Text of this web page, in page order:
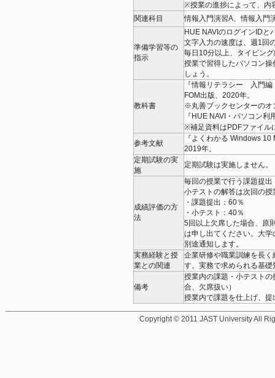
※授業の進捗によって、内
関連科目
情報入門演習A、情報入門
準備学習等の
指示
HUE NAVIのログインIDと
文字入力の速度は、週1回
毎日10分以上、タイピン
授業で習得したパソコン
しょう。
教科書
『情報リテラシー 入門
FOM出版、2020年。
※丸善ブックセンターのオ
『HUE NAVI・パソコン利
※補足資料はPDFファイル
参考文献
『よくわかる Windows
2019年。
定期試験の実
施
定期試験は実施しません
成績評価の方
法
毎回の授業で行う課題提
小テストの解答は次回の授
・課題提出：60％
・小テスト：40％
5回以上欠席した場合、原
は申し出てください。大
別途通知します。
実務経験と授
業との関連
企業研修や職業訓練を長
す。実務で求められる基
備考
授業内の課題・小テスト
合、欠席扱い）
授業内で課題を仕上げ、